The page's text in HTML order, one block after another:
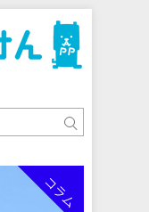
コラム